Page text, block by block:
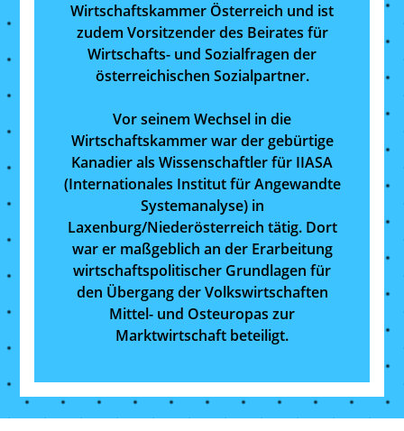
Wirtschaftskammer Österreich und ist
zudem Vorsitzender des Beirates für
Wirtschafts- und Sozialfragen der
österreichischen Sozialpartner.
Vor seinem Wechsel in die
Wirtschaftskammer war der gebürtige
Kanadier als Wissenschaftler für IIASA
(Internationales Institut für Angewandte
Systemanalyse) in
Laxenburg/Niederösterreich tätig. Dort
war er maßgeblich an der Erarbeitung
wirtschaftspolitischer Grundlagen für
den Übergang der Volkswirtschaften
Mittel- und Osteuropas zur
Marktwirtschaft beteiligt.